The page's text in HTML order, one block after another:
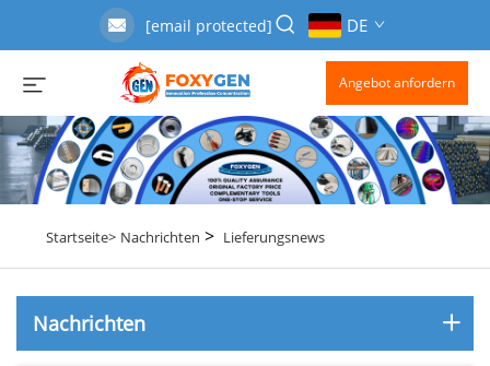
[email protected] DE
Angebot anfordern
Startseite> Nachrichten > Lieferungsnews
Nachrichten